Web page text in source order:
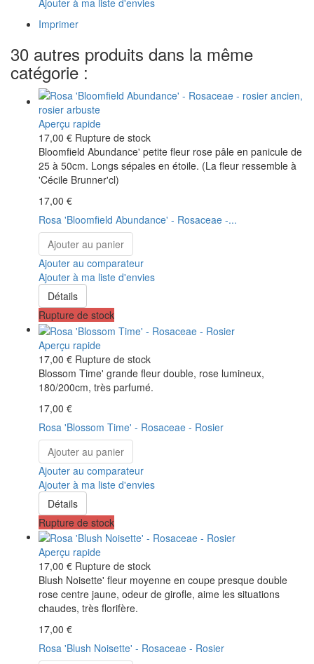
Ajouter à ma liste d'envies
Imprimer
30 autres produits dans la même
catégorie :
Aperçu rapide
17,00 € Rupture de stock
Bloomfield Abundance' petite fleur rose pâle en panicule de
25 à 50cm. Longs sépales en étoile. (La fleur ressemble à
'Cécile Brunner'cl)
17,00 €
Rosa 'Bloomfield Abundance' - Rosaceae -...
Ajouter au panier
Ajouter au comparateur
Ajouter à ma liste d'envies
Détails
Rupture de stock
Aperçu rapide
17,00 € Rupture de stock
Blossom Time' grande fleur double, rose lumineux,
180/200cm, très parfumé.
17,00 €
Rosa 'Blossom Time' - Rosaceae - Rosier
Ajouter au panier
Ajouter au comparateur
Ajouter à ma liste d'envies
Détails
Rupture de stock
Aperçu rapide
17,00 € Rupture de stock
Blush Noisette' fleur moyenne en coupe presque double
rose centre jaune, odeur de girofle, aime les situations
chaudes, très florifère.
17,00 €
Rosa 'Blush Noisette' - Rosaceae - Rosier